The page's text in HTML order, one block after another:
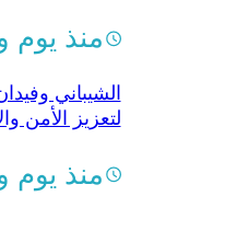
منذ يوم
الشيباني
لتعزيز الأمن
منذ يوم